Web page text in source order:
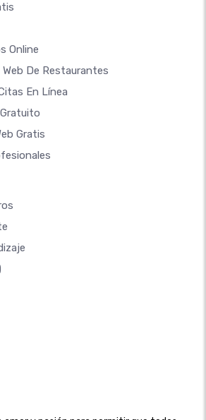
Online
De Restaurantes
En Línea
Gratis